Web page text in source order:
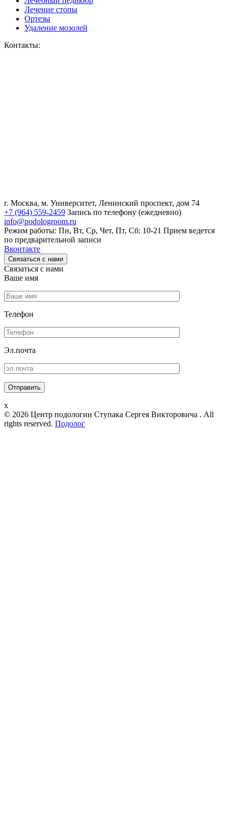
Лечение стопы
Ортезы
Удаление мозолей
Контакты:
г. Москва, м. Университет, Ленинский проспект, дом 74
+7 (964) 559-2459 Запись по телефону (ежедневно)
info@podologroom.ru
Режим работы: Пн, Вт, Ср, Чет, Пт, Сб: 10-21 Прием ведется
по предварительной записи
Вконтакте
Связаться с нами
Связаться с нами
Ваше имя
Телефон
Эл.почта
x
© 2026 Центр подологии Ступака Сергея Викторовича . All
rights reserved. Подолог